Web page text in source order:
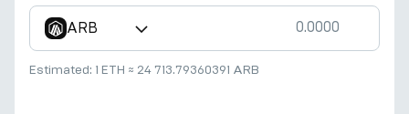
ARB
Estimated: 1 ETH ≈ 24 713.79360391 ARB